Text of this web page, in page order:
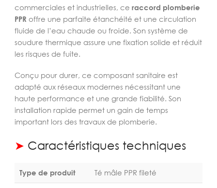
commerciales et industrielles, ce raccord plomberie
PPR offre une parfaite étanchéité et une circulation
fluide de l’eau chaude ou froide. Son système de
soudure thermique assure une fixation solide et réduit
les risques de fuite.
Conçu pour durer, ce composant sanitaire est
adapté aux réseaux modernes nécessitant une
haute performance et une grande fiabilité. Son
installation rapide permet un gain de temps
important lors des travaux de plomberie.
➤ Caractéristiques techniques
Type de produit Té mâle PPR fileté